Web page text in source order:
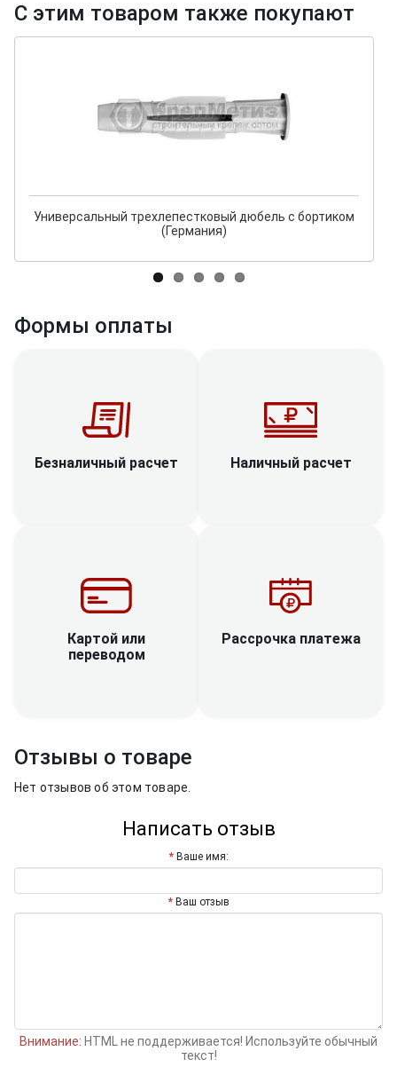
С этим товаром также покупают
Универсальный трехлепестковый дюбель с бортиком
(Германия)
Формы оплаты
Безналичный расчет Наличный расчет
Картой или
переводом
Рассрочка платежа
Отзывы о товаре
Нет отзывов об этом товаре.
Написать отзыв
Ваше имя:
Ваш отзыв
Внимание: HTML не поддерживается! Используйте обычный
текст!